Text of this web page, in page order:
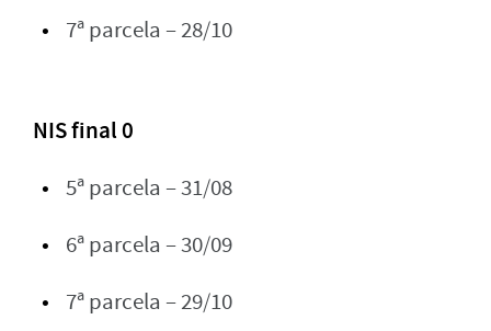
7ª parcela – 28/10
NIS final 0
5ª parcela – 31/08
6ª parcela – 30/09
7ª parcela – 29/10